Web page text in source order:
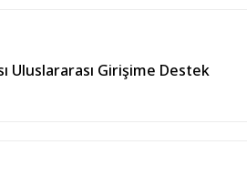
Uluslararası Girişime Destek